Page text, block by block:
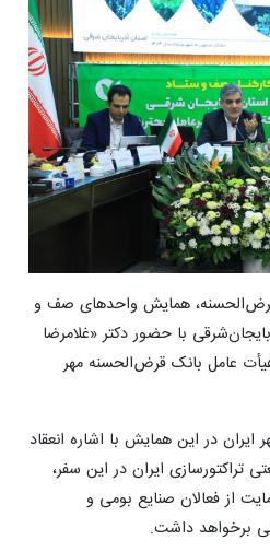
قرض‌الحسنه، همایش واحدهای صف و
با حضور دکتر «غلامرضا
عامل بانک قرض‌الحسنه مهر
در این همایش با اشاره انعقاد
صنعتی تراکتورسازی ایران در این سفر،
از فعالان صنایع بومی و
برخواهد داشت.